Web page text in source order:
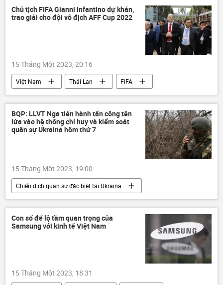
Chủ tịch FIFA Gianni Infantino dự khán,
trao giải cho đội vô địch AFF Cup 2022
15 Tháng Một 2023, 20:16
Việt Nam Thái Lan
FIFA
Thể thao
bóng đá
World Cup 2022
BQP: LLVT Nga tiến hành tấn công tên
lửa vào hệ thống chỉ huy và kiểm soát
quân sự Ukraina hôm thứ 7
15 Tháng Một 2023, 19:00
Chiến dịch quân sự đặc biệt tại Ukraina
Thế giới
Cuộc khủng hoảng ở Ukraina
Ukraina
Nga LNR
DNR
xung đột quân sự
Quân sự
Con số để lộ tầm quan trọng của
Samsung với kinh tế Việt Nam
15 Tháng Một 2023, 18:31